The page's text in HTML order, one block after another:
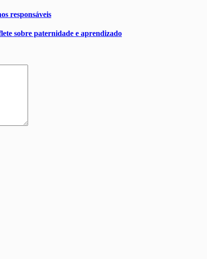
responsáveis
sobre paternidade e aprendizado